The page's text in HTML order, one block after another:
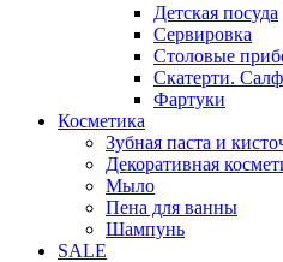
Детская посуда
Сервировка
Столовые
Скатерти.
Фартуки
Косметика
Зубная паста и
Декоративная
Мыло
Пена для ванны
Шампунь
SALE